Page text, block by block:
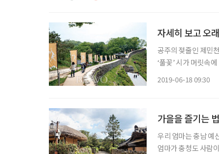
자세히 보고 오
공주의 젖줄인 제민
‘풀꽃’ 시가 머릿속
2019-06-18 09:30
가을을 즐기는 법
우리 엄마는 충남 예
엄마가 충청도 사람